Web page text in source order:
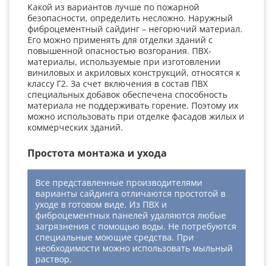
Какой из вариантов лучше по пожарной
безопасности, определить несложно. Наружный
фиброцементный сайдинг – негорючий материал.
Его можно применять для отделки зданий с
повышенной опасностью возгорания. ПВХ-
материалы, используемые при изготовлении
виниловых и акриловых конструкций, относятся к
классу Г2. За счет включения в состав ПВХ
специальных добавок обеспечена способность
материала не поддерживать горение. Поэтому их
можно использовать при отделке фасадов жилых и
коммерческих зданий.
Простота монтажа и ухода
Все представленные производителями
варианты сайдинга отличаются простотой в
уходе в готовом виде. Из ПВХ и
фиброцементных панелей удаляются любые
загрязнения с помощью воды. Не потребуются
специальные моющие средства. При
необходимости можно использовать мыльный
раствор.